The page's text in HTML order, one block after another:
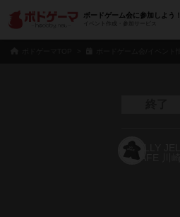
ボードゲーム会に参加しよう！
イベント作成・参加サービス